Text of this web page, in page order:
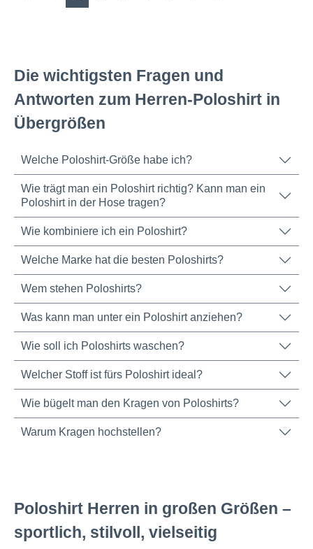
Die wichtigsten Fragen und
Antworten zum Herren-Poloshirt in
Übergrößen
Welche Poloshirt-Größe habe ich?
Wie trägt man ein Poloshirt richtig? Kann man ein
Poloshirt in der Hose tragen?
Wie kombiniere ich ein Poloshirt?
Welche Marke hat die besten Poloshirts?
Wem stehen Poloshirts?
Was kann man unter ein Poloshirt anziehen?
Wie soll ich Poloshirts waschen?
Welcher Stoff ist fürs Poloshirt ideal?
Wie bügelt man den Kragen von Poloshirts?
Warum Kragen hochstellen?
Poloshirt Herren in großen Größen –
sportlich, stilvoll, vielseitig